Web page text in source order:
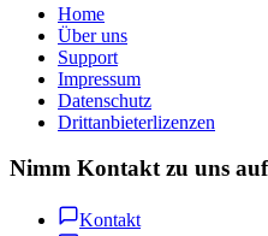
Home
Über uns
Support
Impressum
Datenschutz
Drittanbieterlizenzen
Nimm Kontakt zu uns auf
Kontakt